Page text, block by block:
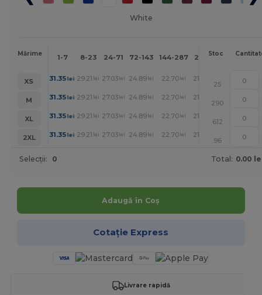
White
Mărime 1-7 8-23 24-71 72-143 144-287 288 +
Mai
Stoc
XS 31.35lei 29.21 lei 27.03 lei 24.89 lei 22.70 lei 21.63
25
M
31.35lei 29.21 lei 27.03 lei 24.89 lei 22.70 lei 21.63
290
XL
31.35lei 29.21 lei 27.03 lei 24.89 lei 22.70 lei 21.63
612
2XL
31.35lei 29.21 lei 27.03 lei 24.89 lei 22.70 lei 21.63
96
Selecții: 0 Total: 0.00
Adaugă în Coș
Cotație Express
Livrare rapidă